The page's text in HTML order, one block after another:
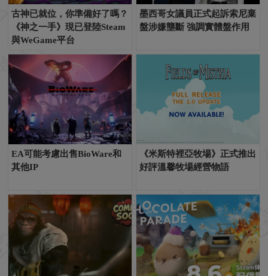
古神已就位，你準備好了嗎？
《神之一手》現已登陸Steam
與WeGame平台
墨西哥女議員正式起訴索尼棄
盤涉嫌壟斷 強調實體盤作用
EA可能考慮出售BioWare和
其他IP
《米斯特裡亞牧場》正式推出
好評溫馨牧場經營物語